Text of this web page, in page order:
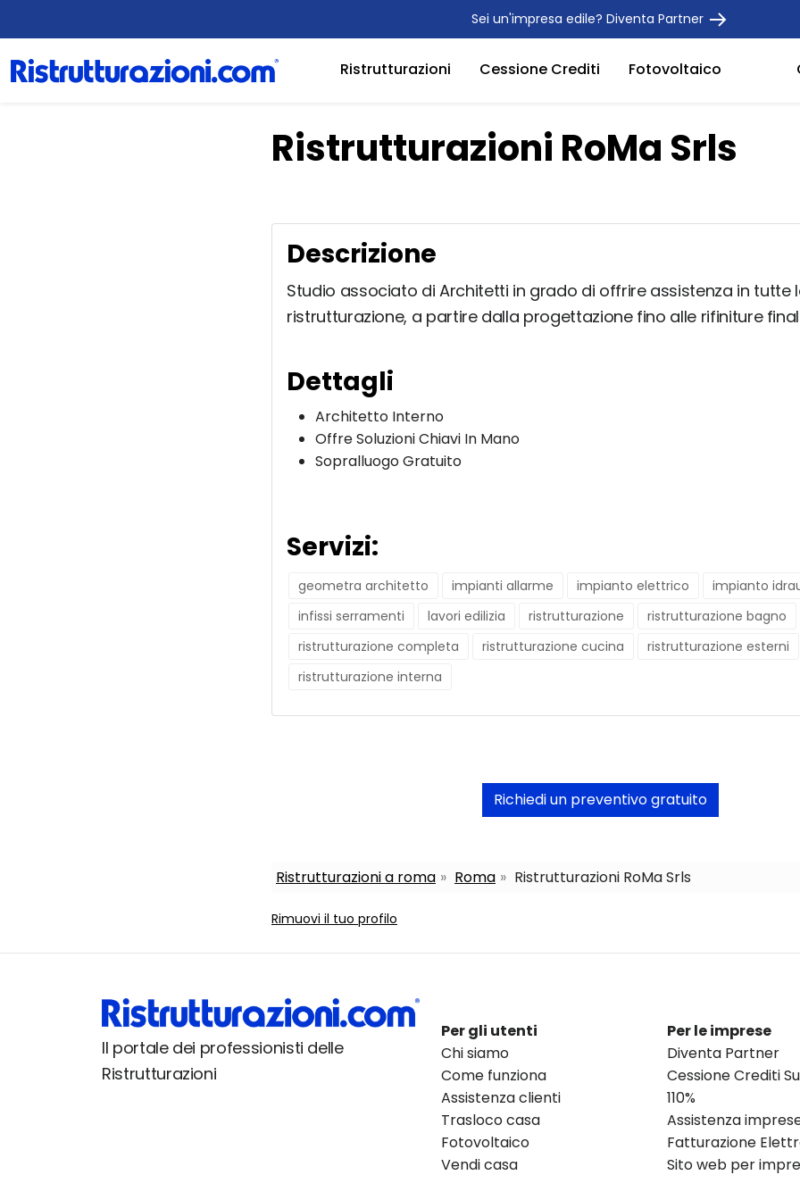
Sei un'impresa edile? Diventa Partner
Ristrutturazioni Cessione Crediti Fotovoltaico
Ristrutturazioni RoMa Srls
Descrizione
Studio associato di Architetti in grado di offrire assistenza in tutte
ristrutturazione, a partire dalla progettazione fino alle rifiniture
Dettagli
Architetto Interno
Offre Soluzioni Chiavi In Mano
Sopralluogo Gratuito
Servizi:
geometra architetto impianti allarme impianto elettrico
impianto
infissi serramenti
lavori edilizia ristrutturazione
ristrutturazione bagno
ristrutturazione completa
ristrutturazione cucina
ristrutturazione esterni
ristrutturazione interna
Richiedi un preventivo gratuito
Ristrutturazioni a roma Roma Ristrutturazioni RoMa Srls
Rimuovi il tuo profilo
Il portale dei professionisti delle
Ristrutturazioni
Per gli utenti
Chi siamo
Come funziona
Assistenza clienti
Trasloco casa
Fotovoltaico
Vendi casa
Per le imprese
Diventa Partner
Cessione Crediti
110%
Assistenza
Fatturazione
Sito web per